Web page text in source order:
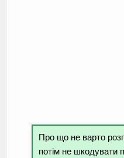
Про що не варто
потім не шкодувати